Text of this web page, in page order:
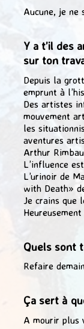
Aucune, je ne
Y a t’il des
sur ton
Depuis la
emprunt à
Des artistes
mouvement
les
aventures
Arthur
L’influence
L’urinoir de
with Death»
Je crains que
Quels sont
Refaire
Ça sert à
A mourir plus